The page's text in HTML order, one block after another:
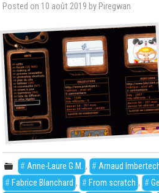
Posted on 10 août 2019 by Piregwan
Anne-Laure G.M. ,
Arnaud
Fabrice Blanchard , From scratch ,